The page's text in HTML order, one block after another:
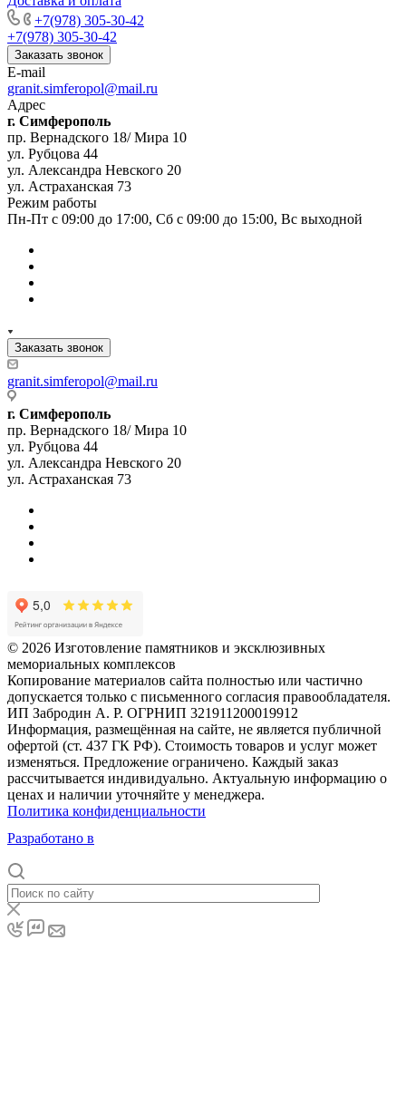
+7(978) 305-30-42
+7(978) 305-30-42
Заказать звонок
E-mail
granit.simferopol@mail.ru
Адрес
г. Симферополь
пр. Вернадского 18/ Мира 10
ул. Рубцова 44
ул. Александра Невского 20
ул. Астраханская 73
Режим работы
Пн-Пт с 09:00 до 17:00, Сб с 09:00 до 15:00, Вс выходной
Заказать звонок
granit.simferopol@mail.ru
г. Симферополь
пр. Вернадского 18/ Мира 10
ул. Рубцова 44
ул. Александра Невского 20
ул. Астраханская 73
© 2026 Изготовление памятников и эксклюзивных
мемориальных комплексов
Копирование материалов сайта полностью или частично
допускается только с письменного согласия правообладателя.
ИП Забродин А. Р. ОГРНИП 321911200019912
Информация, размещённая на сайте, не является публичной
офертой (ст. 437 ГК РФ). Стоимость товаров и услуг может
изменяться. Предложение ограничено. Каждый заказ
рассчитывается индивидуально. Актуальную информацию о
ценах и наличии уточняйте у менеджера.
Политика конфиденциальности
Разработано в